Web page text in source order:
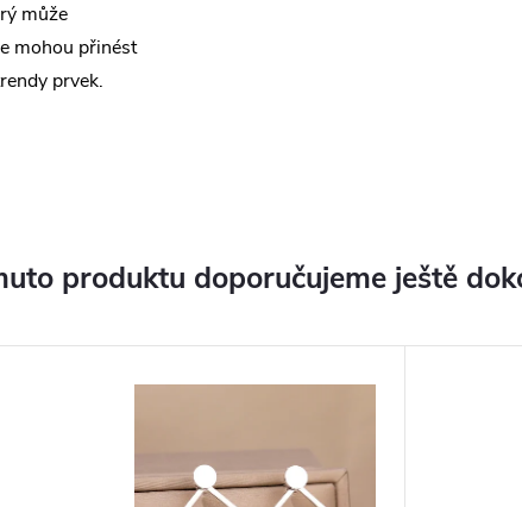
může
mohou přinést
prvek.
produktu doporučujeme ještě